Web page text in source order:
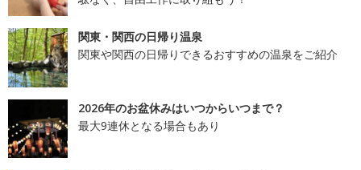
関東・関西の日帰り温泉
関東や関西の日帰りできるおすすめの温泉をご紹介
2026年のお盆休みはいつからいつまで？
最大9連休となる場合もあり